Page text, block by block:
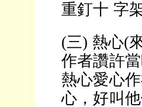
重釘十 字
(三) 熱心(
作者讚許
熱心愛心
心，好叫